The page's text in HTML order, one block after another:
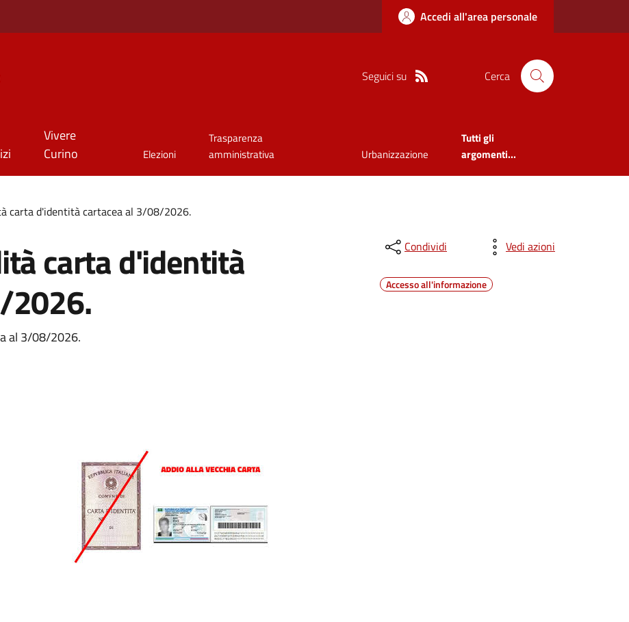
Accedi all'area personale
Seguici su Cerca
Vivere
Curino
Elezioni
Trasparenza
amministrativa
Urbanizzazione
Tutti gli
argomenti...
carta d'identità cartacea al 3/08/2026.
carta d'identità
2026.
al 3/08/2026.
Condividi Vedi azioni
Accesso all'informazione